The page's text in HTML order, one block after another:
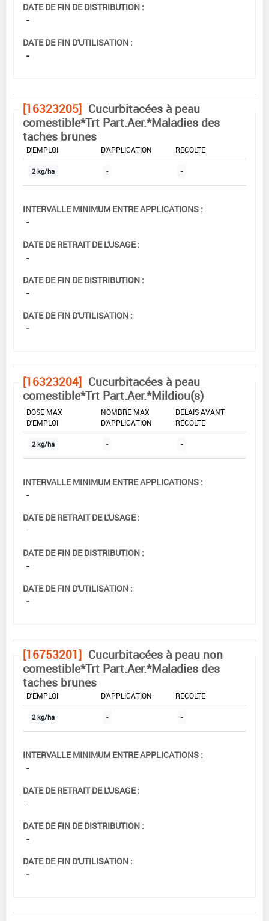
DATE DE FIN DE DISTRIBUTION :
-
DATE DE FIN D'UTILISATION :
-
[16323205] Cucurbitacées à peau
comestible*Trt Part.Aer.*Maladies des
taches brunes
DOSE MAX
D'EMPLOI
D'APPLICATION
RÉCOLTE
2 kg/ha - -
INTERVALLE MINIMUM ENTRE APPLICATIONS :
-
DATE DE RETRAIT DE L'USAGE :
-
DATE DE FIN DE DISTRIBUTION :
-
DATE DE FIN D'UTILISATION :
-
[16323204] Cucurbitacées à peau
comestible*Trt Part.Aer.*Mildiou(s)
DOSE MAX
D'EMPLOI
NOMBRE MAX
D'APPLICATION
DÉLAIS AVANT
RÉCOLTE
2 kg/ha - -
INTERVALLE MINIMUM ENTRE APPLICATIONS :
-
DATE DE RETRAIT DE L'USAGE :
-
DATE DE FIN DE DISTRIBUTION :
-
DATE DE FIN D'UTILISATION :
-
[16753201] Cucurbitacées à peau non
comestible*Trt Part.Aer.*Maladies des
taches brunes
DOSE MAX
D'EMPLOI
D'APPLICATION
RÉCOLTE
2 kg/ha - -
INTERVALLE MINIMUM ENTRE APPLICATIONS :
-
DATE DE RETRAIT DE L'USAGE :
-
DATE DE FIN DE DISTRIBUTION :
-
DATE DE FIN D'UTILISATION :
-